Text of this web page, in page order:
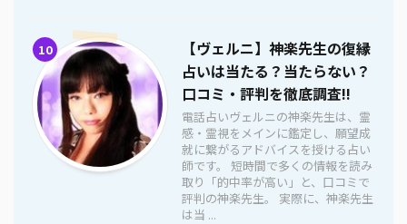
10
【ヴェルニ】神楽先生の復縁
占いは当たる？当たらない？
口コミ・評判を徹底調査!!
電話占いヴェルニの神楽先生は、霊
感・霊視をメインに鑑定し、願望成
就に繋がるアドバイスを授ける占い
師です。 短時間で多くの情報を読み
取り「的中率が高い」と、口コミで
評判の神楽先生。 実際に、神楽先生
は当 ...